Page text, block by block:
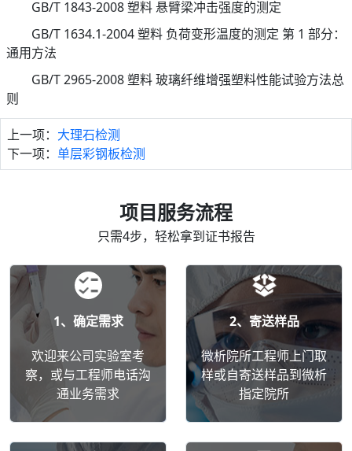
GB/T 1843-2008 塑料 悬臂梁冲击强度的测定
GB/T 1634.1-2004 塑料 负荷变形温度的测定 第 1 部分：
通用方法
GB/T 2965-2008 塑料 玻璃纤维增强塑料性能试验方法总
则
上一项： 大理石检测
下一项： 单层彩钢板检测
项目服务流程
只需4步，轻松拿到证书报告
1、确定需求
欢迎来公司实验室考
察，或与工程师电话沟
通业务需求
2、寄送样品
微析院所工程师上门取
样或自寄送样品到微析
指定院所